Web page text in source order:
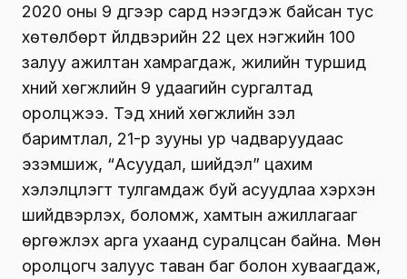
2020 оны 9 дүгээр сард нээгдэж байсан тус
хөтөлбөрт үйлдвэрийн 22 цех нэгжийн 100
залуу ажилтан хамрагдаж, жилийн туршид
хүний хөгжлийн 9 удаагийн сургалтад
оролцжээ. Тэд хүний хөгжлийн үзэл
баримтлал, 21-р зууны ур чадваруудаас
эзэмшиж, “Асуудал, шийдэл” цахим
хэлэлцүүлэгт тулгамдаж буй асуудлаа хэрхэн
шийдвэрлэх, боломж, хамтын ажиллагааг
өргөжүүлэх арга ухаанд суралцсан байна. Мөн
оролцогч залуус таван баг болон хуваагдаж,